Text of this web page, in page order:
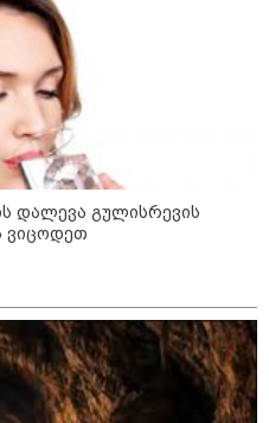
/ 06-08-2026
მინდა, ბაიდენივით
გადავარდეს“ -
ტრამპის სიტყვით
დამსწრეები
შემთხვევის მოწმენი
/ 05-08-2026
შოტლანდიაში - 35
ბრალი
/ 05-08-2026
დალევა გულისრევის
ვიცოდეთ